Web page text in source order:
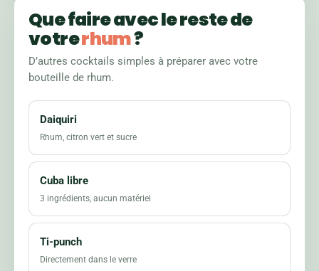
Que faire avec le reste de
votrerhum?
D’autres cocktails simples à préparer avec votre
bouteille de rhum.
Daiquiri
Rhum, citron vert et sucre
Cuba libre
3 ingrédients, aucun matériel
Ti-punch
Directement dans le verre